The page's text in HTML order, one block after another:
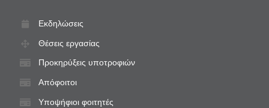
Εκδηλώσεις
Θέσεις εργασίας
Προκηρύξεις υποτροφιών
Απόφοιτοι
Υποψήφιοι φοιτητές